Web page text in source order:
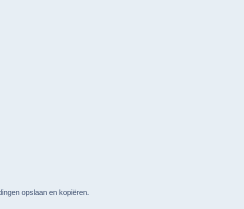
opslaan en kopiëren.